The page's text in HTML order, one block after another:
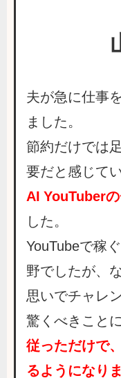
夫が急に仕事
ました。
節約だけでは
要だと感じて
AI YouTuber
した。
YouTubeで稼
野でしたが、
思いでチャレ
驚くべきことに
従っただけで
るようになり